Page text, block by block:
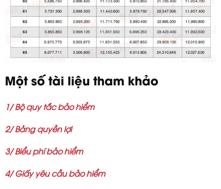
Một số tài liệu tham khảo
1/ Bộ quy tắc bảo hiểm
2/ Bảng quyền lợi
3/ Biểu phí bảo hiểm
4/ Giấy yêu cầu bảo hiểm